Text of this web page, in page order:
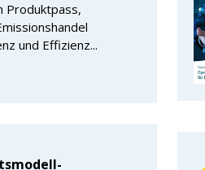
Produktpass,
und Effizienz...